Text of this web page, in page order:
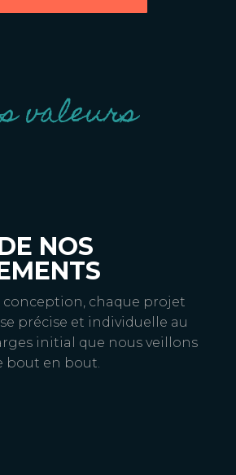
valeurs
NOS
conception, chaque projet
précise et individuelle au
initial que nous veillons
bout en bout.